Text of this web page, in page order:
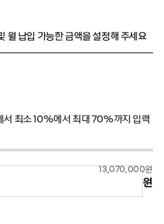
월 납입 가능한 금액을 설정해 주세요
최소 10%에서 최대 70%까지 입력
13,070,000원
원